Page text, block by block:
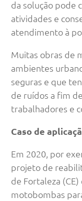
da solução pode
atividades e
atendimento à
Muitas obras de
ambientes
seguras e que
de ruídos a fim
trabalhadores e
Caso de
Em 2020, por
projeto de
de Fortaleza
motobombas